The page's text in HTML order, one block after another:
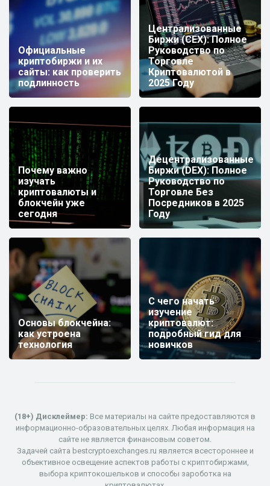
Официальные
криптобиржи и их
сайты: как проверить
подлинность
Централизованные
Биржи (CEX): Полное
Руководство по
Торговле
Криптовалютой в
2025 Году
Почему важно
изучать
криптовалюты и
блокчейн уже
сегодня
Децентрализованные
Биржи (DEX): Полное
Руководство по
Торговле Без
Посредников в 2025
Году
Основы блокчейна:
как устроена
технология
С чего начать
изучение
криптовалют:
подробный гид для
новичков
(18+) Дисклеймер: Все материалы на сайте предоставляются в
информационно-образовательных целях. Любая информация на
сайте не является финансовым советом.
Задачей сайта bestcryptoexchanges.ru является всестороннее и
объективное освещение аспектов работы с криптобиржами,
выбора криптокошельков и способы зароботка на